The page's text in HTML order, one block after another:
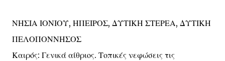
ΝΗΣΙΑ ΙΟΝΙΟΥ, ΗΠΕΙΡΟΣ, ΔΥΤΙΚΗ ΣΤΕΡΕΑ, ΔΥΤΙΚΗ
ΠΕΛΟΠΟΝΝΗΣΟΣ
Καιρός: Γενικά αίθριος. Τοπικές νεφώσεις τις